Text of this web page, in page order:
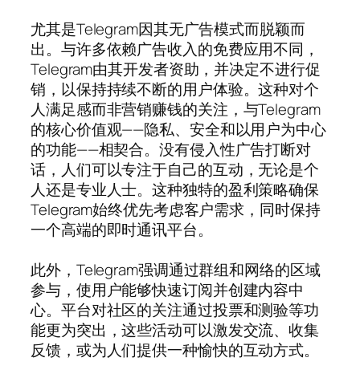
尤其是Telegram因其无广告模式而脱颖而
出。与许多依赖广告收入的免费应用不同，
Telegram由其开发者资助，并决定不进行促
销，以保持持续不断的用户体验。这种对个
人满足感而非营销赚钱的关注，与Telegram
的核心价值观——隐私、安全和以用户为中心
的功能——相契合。没有侵入性广告打断对
话，人们可以专注于自己的互动，无论是个
人还是专业人士。这种独特的盈利策略确保
Telegram始终优先考虑客户需求，同时保持
一个高端的即时通讯平台。
此外，Telegram强调通过群组和网络的区域
参与，使用户能够快速订阅并创建内容中
心。平台对社区的关注通过投票和测验等功
能更为突出，这些活动可以激发交流、收集
反馈，或为人们提供一种愉快的互动方式。